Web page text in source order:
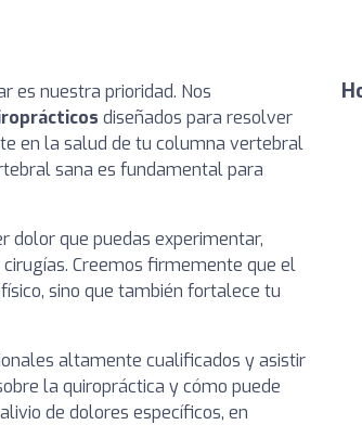
es nuestra prioridad. Nos
diseñados para resolver
en la salud de tu columna vertebral
sana es fundamental para
dolor que puedas experimentar,
Creemos firmemente que el
sino que también fortalece tu
altamente cualificados y asistir
la quiropráctica y cómo puede
de dolores específicos, en